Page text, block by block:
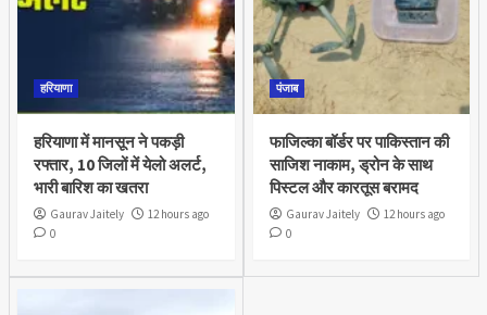
हरियाणा
हरियाणा में मानसून ने पकड़ी
रफ्तार, 10 जिलों में येलो अलर्ट,
भारी बारिश का खतरा
Gaurav Jaitely
12 hours ago
0
पंजाब
फाजिल्का बॉर्डर पर पाकिस्तान की
साजिश नाकाम, ड्रोन के साथ
पिस्टल और कारतूस बरामद
Gaurav Jaitely
12 hours ago
0